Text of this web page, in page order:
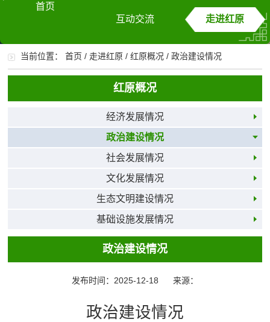
首页
互动交流 走进红原
当前位置：首页 /走进红原 /红原概况 /政治建设情况
红原概况
经济发展情况
政治建设情况
社会发展情况
文化发展情况
生态文明建设情况
基础设施发展情况
政治建设情况
发布时间：2025-12-18 来源：
政治建设情况